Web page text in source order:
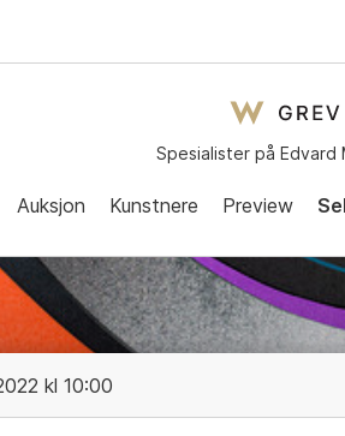
Spesialister på
Auksjon Kunstnere Preview
kl 10:00